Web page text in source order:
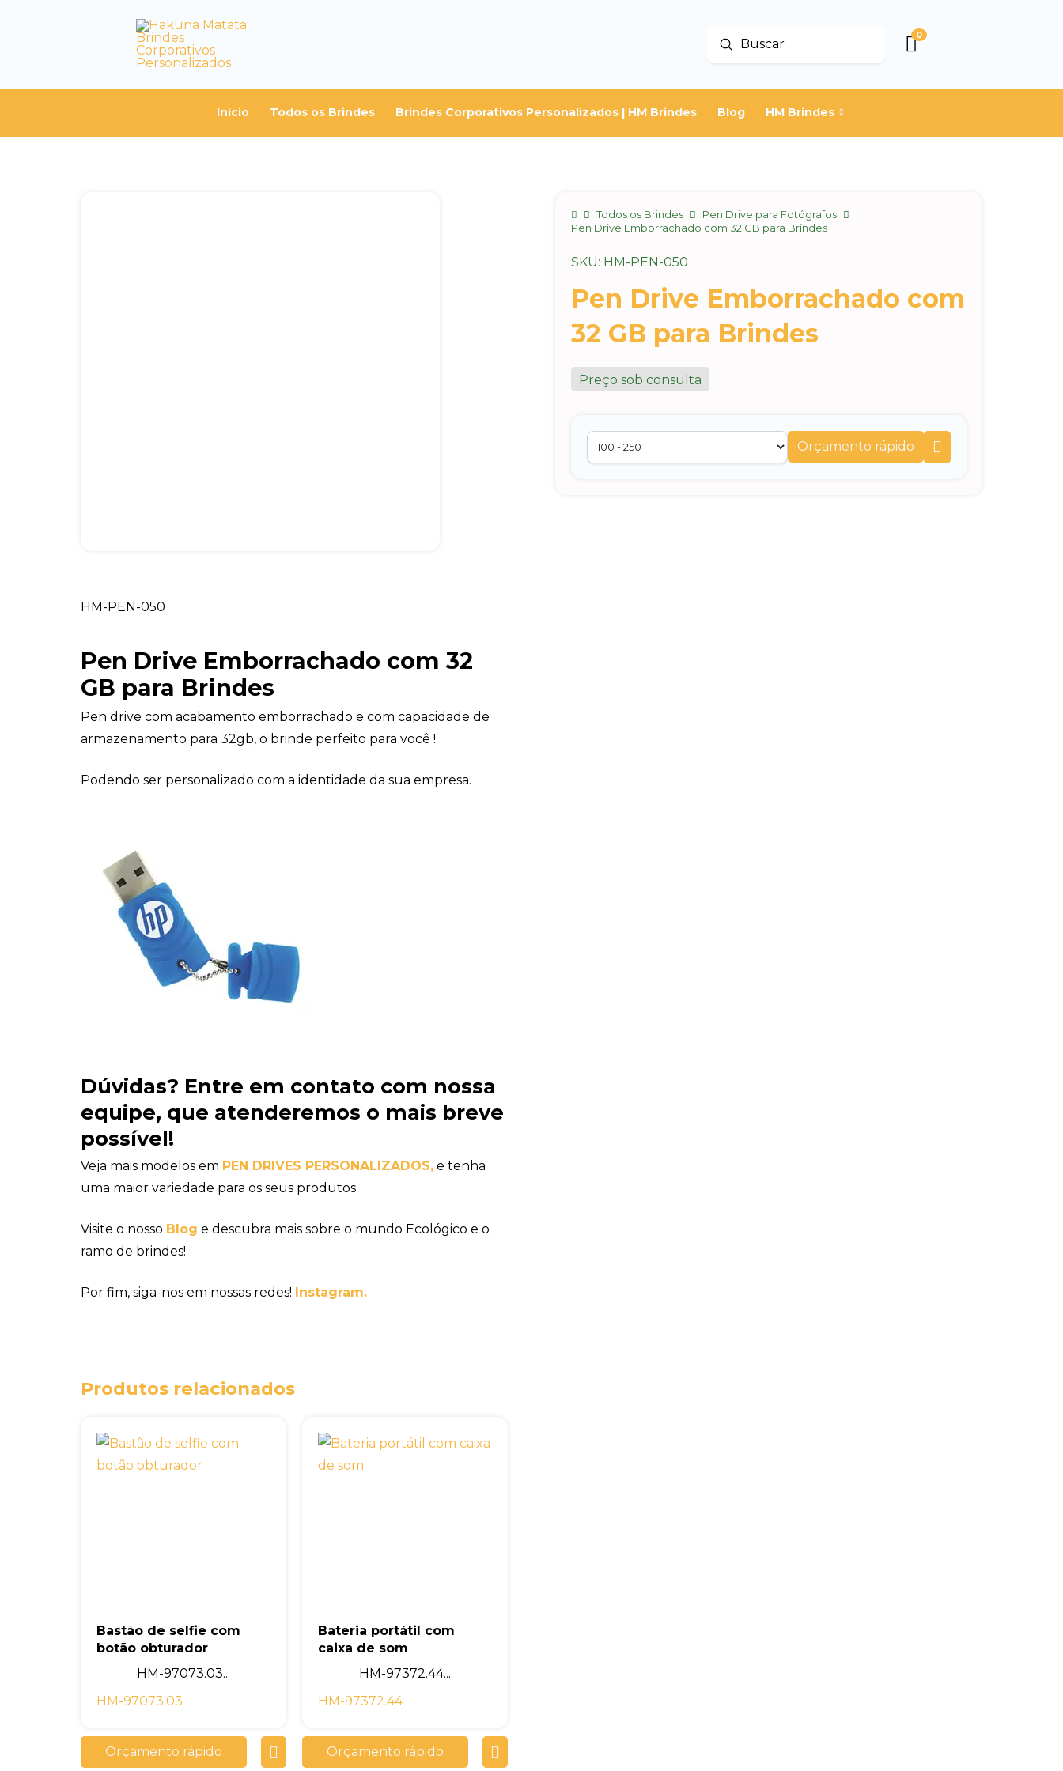
Buscar
Enviar
0
Início Todos os Brindes Brindes Corporativos Personalizados | HM Brindes Blog HM Brindes
HomeTodos os Brindes
Pen Drive para Fotógrafos
Pen Drive Emborrachado com 32 GB para Brindes
SKU: HM-PEN-050
Pen Drive Emborrachado com
32 GB para Brindes
Preço sob consulta
Orçamento rápido
HM-PEN-050
Pen Drive Emborrachado com 32
GB para Brindes
Pen drive com acabamento emborrachado e com capacidade de
armazenamento para 32gb, o brinde perfeito para você !
Podendo ser personalizado com a identidade da sua empresa.
Dúvidas? Entre em contato com nossa
equipe, que atenderemos o mais breve
possível!
Veja mais modelos em PEN DRIVES PERSONALIZADOS, e tenha
uma maior variedade para os seus produtos.
Visite o nosso Blog e descubra mais sobre o mundo Ecológico e o
ramo de brindes!
Por fim, siga-nos em nossas redes! Instagram.
Produtos relacionados
Bastão de selfie com
botão obturador
HM-97073.03...
HM-97073.03
Orçamento rápido
Bateria portátil com
caixa de som
HM-97372.44...
HM-97372.44
Orçamento rápido